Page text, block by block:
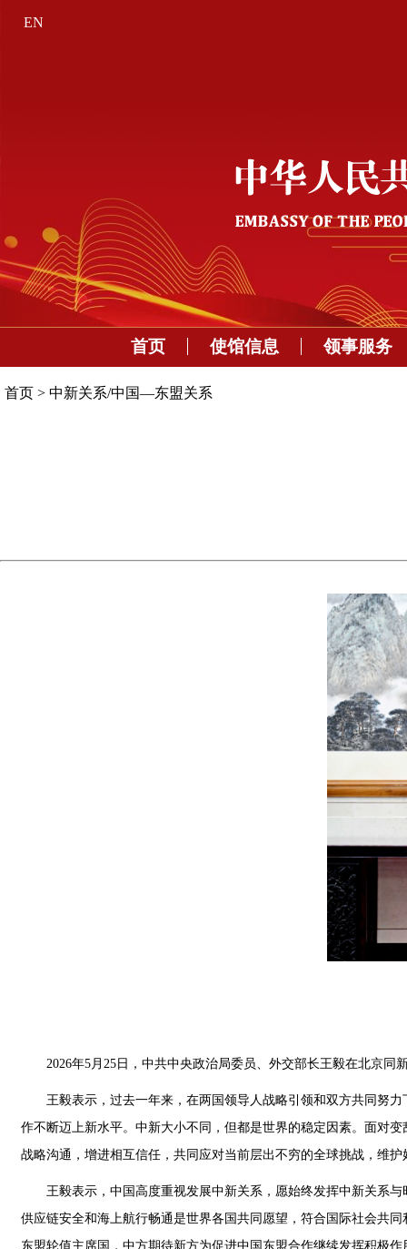
EN
首页 使馆信息 领事服务
首页 > 中新关系/中国—东盟关系
2026年5月25日，中共中央政治局委员、外交部长王毅在北京同
王毅表示，过去一年来，在两国领导人战略引领和双方共同努
作不断迈上新水平。中新大小不同，但都是世界的稳定因素。面对
战略沟通，增进相互信任，共同应对当前层出不穷的全球挑战，维
王毅表示，中国高度重视发展中新关系，愿始终发挥中新关系
供应链安全和海上航行畅通是世界各国共同愿望，符合国际社会共
东盟轮值主席国，中方期待新方为促进中国东盟合作继续发挥积极作